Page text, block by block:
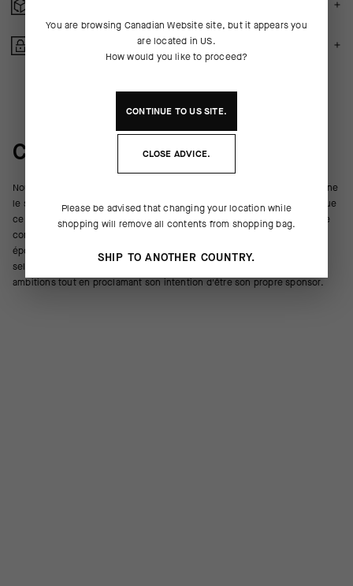
COULISSES DU PRODUIT
Nous ne sommes pas constamment en selle. Mais même lorsque nous ne
le sommes pas, notre vélo reste toujours dans un coin de notre tête, que
ce soit en pensant à l’équipement que nous utilisons, aux textiles qui le
composent ou encore aux empiècements qui les façonnent pour qu'ils
épousent parfaitement chacun des mouvements de notre corps sur la
selle. Cette casquette permet à chacun d'afficher clairement ses
ambitions tout en proclamant son intention d'être son propre sponsor.
You are browsing Canadian Websitesite, but it appears you
are located in US.
How would you like to proceed?
CONTINUE TOUSSITE.
CLOSE ADVICE.
Please be advised that changing your location while
shopping will remove all contents from shopping bag.
SHIP TO ANOTHER COUNTRY.